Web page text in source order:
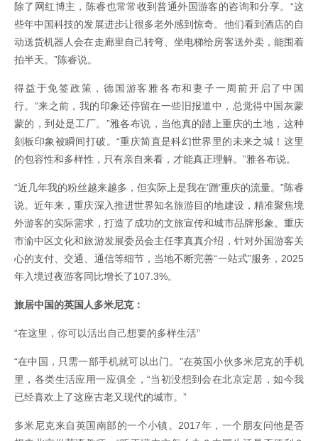
除了网红博主，陈睿也常常收到普通外国游客的咨询和分享。“这
些年中国科技的发展进步让很多老外感到惊奇。他们看到酒店的自
动送货机器人会在走廊里自己转弯、坐电梯给房客送外卖，能围着
拍半天。”陈睿说。
得益于免签政策，德国游客雅各布和妻子一周前开启了中国
行。“来之前，我的印象还停留在一些旧报道中，总觉得中国灰蒙
蒙的，到处是工厂。”雅各布说，当他真的踏上重庆的土地，这种
刻板印象被瞬间打破。“重庆简直是科幻世界里的未来之城！这里
的包容性和多样性，只有亲自来看，才能真正理解。”雅各布说。
“近几年我的粉丝越来越多，但实际上是我在‘蹭’重庆的流量。”陈睿
说。近年来，重庆深入推进世界知名旅游目的地建设，精准聚焦境
外游客的实际需求，打造了成功的文旅宣传和城市品牌形象。重庆
市渝中区文化和旅游发展委员会主任李真真介绍，针对外国游客关
心的支付、交通、通信等细节，当地不断完善“一站式”服务，2025
年入境过夜游客同比增长了107.3%。
旅居中国的英国人多米尼克：
“在这里，你可以活出自己想要的多样生活”
“在中国，只需一部手机就可以出门。”在英国小伙多米尼克的手机
里，各类生活应用一应俱全，“当初没想到会在北京定居，如今我
已经喜欢上了这座古老又现代的城市。”
多米尼克来自英国南部的一个小镇。2017年，一个朋友问他是否